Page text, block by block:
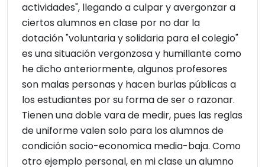
actividades", llegando a culpar y avergonzar a
ciertos alumnos en clase por no dar la
dotación "voluntaria y solidaria para el colegio"
es una situación vergonzosa y humillante como
he dicho anteriormente, algunos profesores
son malas personas y hacen burlas públicas a
los estudiantes por su forma de ser o razonar.
Tienen una doble vara de medir, pues las reglas
de uniforme valen solo para los alumnos de
condición socio-economica media-baja. Como
otro ejemplo personal, en mi clase un alumno